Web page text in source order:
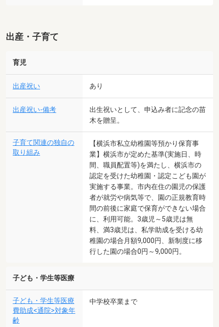
出産・子育て
育児
出産祝い あり
出産祝い-備考
出生祝いとして、申込み者に記念の苗
木を贈呈。
子育て関連の独自の
取り組み
【横浜市私立幼稚園等預かり保育事
業】横浜市が定めた基準(実施日、時
間、職員配置等)を満たし、横浜市の
認定を受けた幼稚園・認定こども園が
実施する事業。市内在住の園児の保護
者が就労や病気等で、園の正規教育時
間の前後に家庭で保育ができない場合
に、利用可能。3歳児～5歳児は無
料、満3歳児は、私学助成を受ける幼
稚園の場合月額9,000円、新制度に移
行した園の場合0円～9,000円。
子ども・学生等医療
子ども・学生等医療
費助成<通院>対象年
齢
中学校卒業まで